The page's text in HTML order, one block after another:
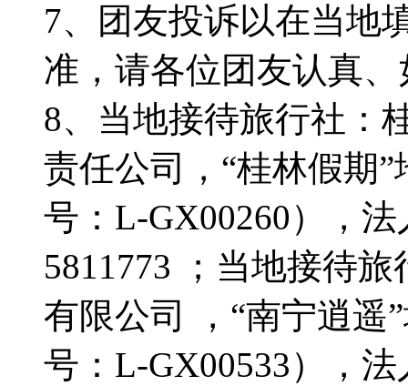
7、团友投诉以在当地
准，请各位团友认真
8、当地接待旅行社：
责任公司，“桂林假期
号：L-GX00260），
5811773 ；当地接待
有限公司 ，“南宁逍遥
号：L-GX00533），